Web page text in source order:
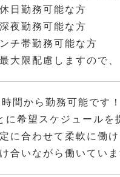
日勤務可能な方
夜勤務可能な方
チ帯勤務可能な方
大限配慮しますので
間から勤務可能です！
に希望スケジュールを
に合わせて柔軟に働け
合いながら働いてい